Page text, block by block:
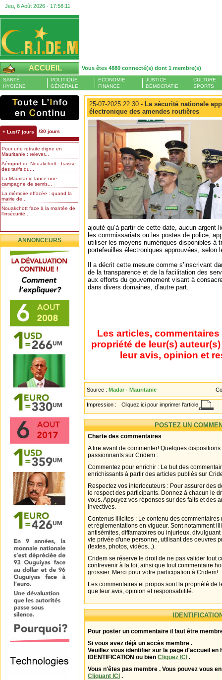
Jeu, 6 Août 2026 - 17:58:12
ACCUEIL Vous êtes 4880 connecté(s) dont 1 membre(s)
SANTÉ
HYGIÈNE
POLITIQUE
GÉNÉRALE
ECONOMIE
FINANCE
JUSTICE
DÉMOCRATIE
CULTURE
SPORTS
+ Lus/7 jours /30 jours
Pour une retraite digne en
Mauritanie : relever...
Aéroport de Nouakchott : baisse
des tarifs du...
La Mauritanie lance une
campagne de semis...
La mémoire effacée : quand la
mairie de...
Nouakchott face à la montée de
l’insécurité...
ANNONCEURS
25-07-2025 22:30 - La sécurité nationale
électronique des amendes routières
ajouté qu’à partir de cette date, aucun argent
les commissariats ou les postes de police,
utiliser les moyens numériques disponibles à
portefeuilles électroniques approuvées, selon
Il a décrit cette mesure comme s’inscrivant
de la transparence et de la facilitation des
aux efforts du gouvernement visant à
dans divers domaines, d’autre part.
Les articles,
propriété de leur(s)
leur avis, opinion et
Source : Madar - Mauritanie
Impression : Cliquez ici pour imprimer l'article
POSTEZ UN
Charte des commentaires
A lire avant de commenter! Quelques
passionnants sur Cridem :
Commentez pour enrichir : Le but des
enrichissants à partir des articles publiés sur
Respectez vos interlocuteurs : Pour assurer des
le respect des participants. Donnez à chacun le
vous. Appuyez vos réponses sur des faits et des
invectives.
Contenus illicites : Le contenu des
et réglementations en vigueur. Sont notamment
antisémites, diffamatoires ou injurieux,
vie privée d'une personne, utilisant des oeuvres
(textes, photos, vidéos...).
Cridem se réserve le droit de ne pas valider tout
contrevenir à la loi, ainsi que tout commentaire
grossier. Merci pour votre participation à Cridem!
Les commentaires et propos sont la propriété de
que leur avis, opinion et responsabilité.
Pour poster un commentaire il faut être
Si vous avez déjà un accès membre .
Veuillez vous identifier sur la page d'accueil en
IDENTIFICATION ou bien Cliquez ICI .
Vous n'êtes pas membre . Vous pouvez vous
Cliquant ICI .